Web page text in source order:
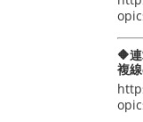
🔶
複